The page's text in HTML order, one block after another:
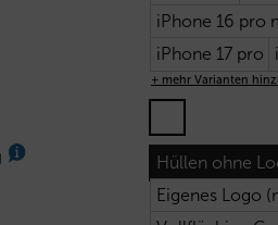
iPhone 16 pro
iPhone 17 pro
+ mehr Varianten
Hüllen ohne
Eigenes Logo